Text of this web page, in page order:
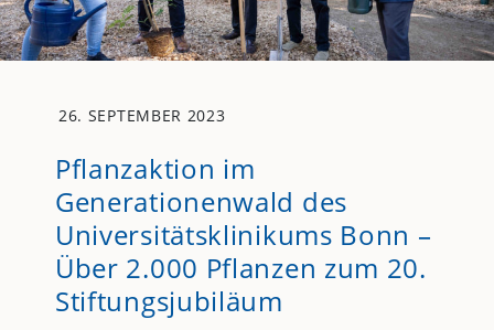
26. SEPTEMBER 2023
Pflanzaktion im
Generationenwald des
Universitätsklinikums Bonn –
Über 2.000 Pflanzen zum 20.
Stiftungsjubiläum